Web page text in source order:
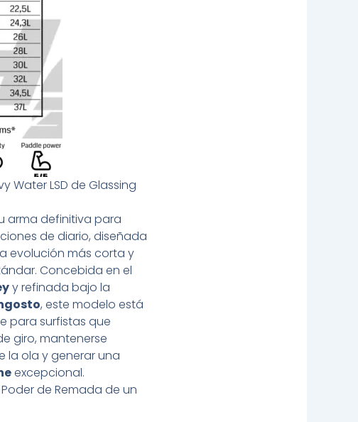
Water LSD de Glassing
arma definitiva para
de diario, diseñada
evolución más corta y
Concebida en el
y refinada bajo la
, este modelo está
para surfistas que
giro, mantenerse
la ola y generar una
excepcional.
de Remada de un